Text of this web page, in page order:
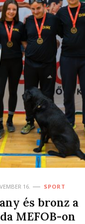
16. SPORT
és bronz a
MEFOB-on